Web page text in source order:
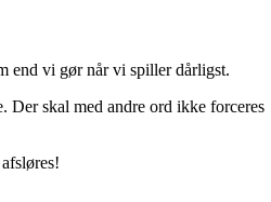
end vi gør når vi spiller dårligst.
Der skal med andre ord ikke forceres